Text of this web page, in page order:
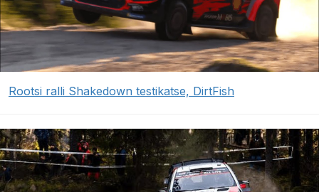
Rootsi ralli Shakedown testikatse, DirtFish